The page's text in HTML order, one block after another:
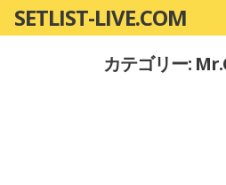
ン
SETLIST-LIVE.COM
カテゴリー: